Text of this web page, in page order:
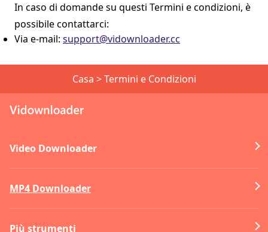
In caso di domande su questi Termini e condizioni, è
possibile contattarci:
Via e-mail: support@vidownloader.cc
Casa >Termini e Condizioni
Video Downloader
MP4 Downloader
Più strumenti